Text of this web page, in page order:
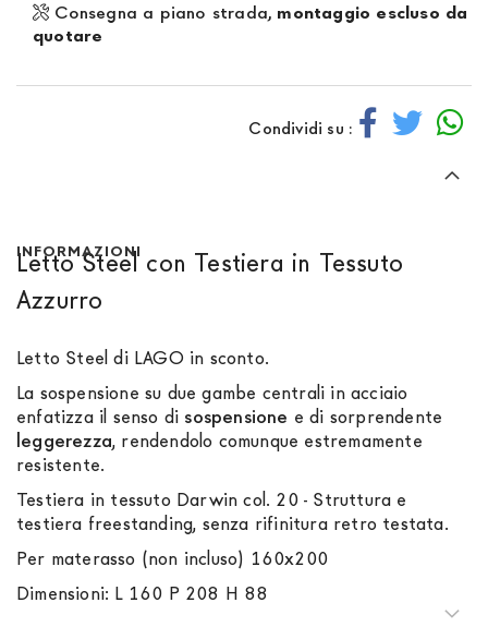
Consegna a piano strada, montaggio escluso da
quotare
Condividi su :
INFORMAZIONI
Letto Steel con Testiera in Tessuto
Azzurro
Letto Steel di LAGO in sconto.
La sospensione su due gambe centrali in acciaio
enfatizza il senso di sospensione e di sorprendente
leggerezza, rendendolo comunque estremamente
resistente.
Testiera in tessuto Darwin col. 20 - Struttura e
testiera freestanding, senza rifinitura retro testata.
Per materasso (non incluso) 160x200
Dimensioni: L 160 P 208 H 88